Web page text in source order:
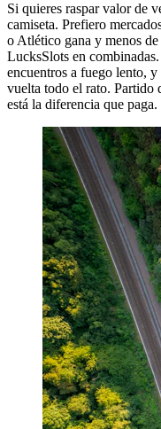
Si quieres raspar valor de
camiseta. Prefiero
o Atlético gana y menos
LucksSlots en
encuentros a fuego lento,
vuelta todo el rato. Partido
está la diferencia que paga.